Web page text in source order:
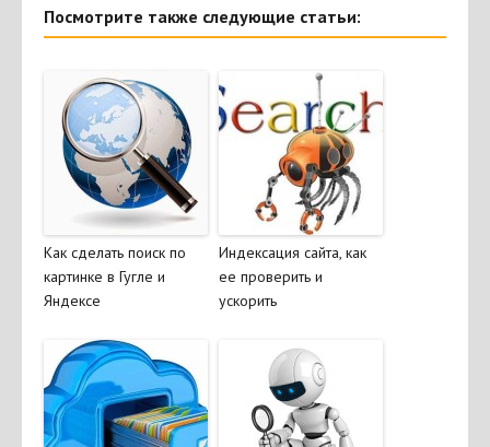
Посмотрите также следующие статьи:
Как сделать поиск по
картинке в Гугле и
Яндексе
Индексация сайта, как
ее проверить и
ускорить